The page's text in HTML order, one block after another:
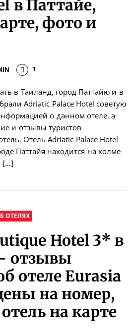
в Паттайе,
фото и
1
в Таиланд, город Паттайю и в
Adriatic Palace Hotel советую
о данном отеле, а
и отзывы туристов
Отель Adriatic Palace Hotel
Паттайя находится на холме
[…]
ОТЕЛЯХ
Hotel 3* в
отзывы
отеле Eurasia
на номер,
на карте